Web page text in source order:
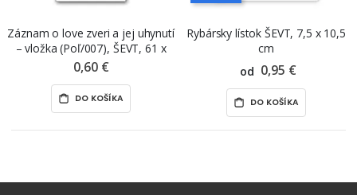
Záznam o love zveri a jej uhynutí
– vložka (Poľ/007), ŠEVT, 61 x
29,7 cm
0,60 €
DO KOŠÍKA
Rybársky lístok ŠEVT, 7,5 x 10,5
cm
od 0,95 €
DO KOŠÍKA